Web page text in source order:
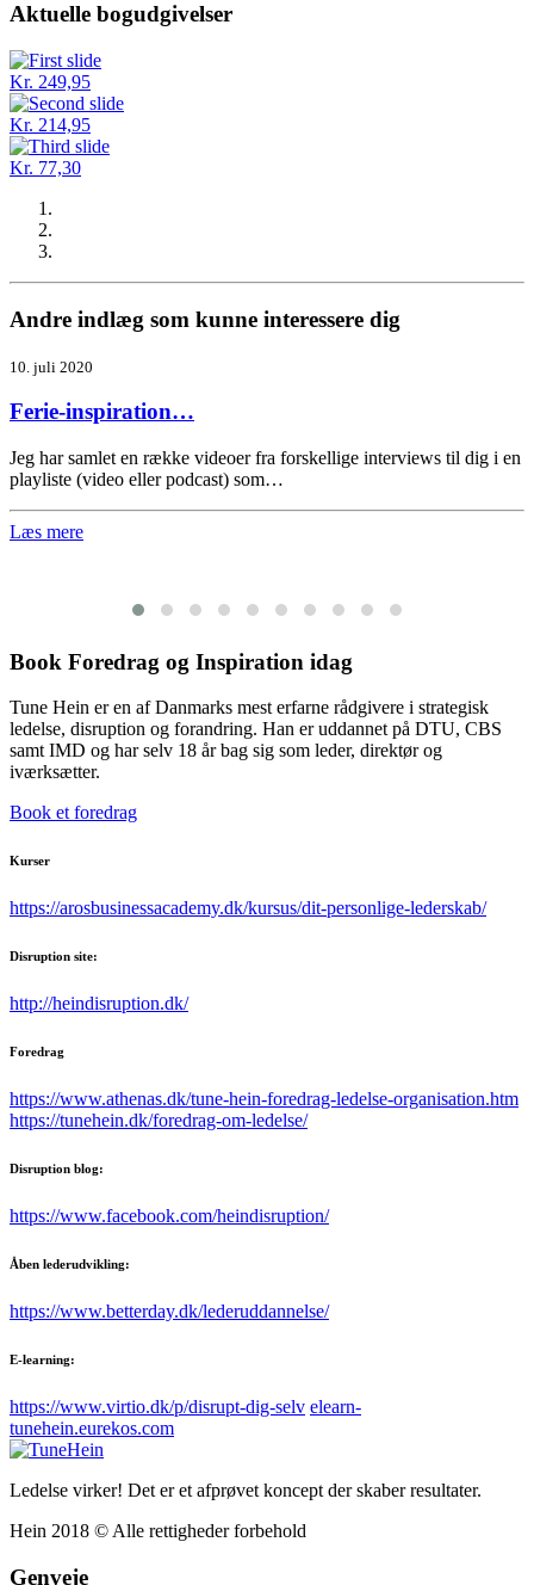
Aktuelle bogudgivelser
Kr. 249,95
Kr. 214,95
Kr. 77,30
Andre indlæg som kunne interessere dig
10. juli 2020
Ferie-inspiration…
Jeg har samlet en række videoer fra forskellige interviews til dig i en
playliste (video eller podcast) som…
Læs mere
Book Foredrag og Inspiration idag
Tune Hein er en af Danmarks mest erfarne rådgivere i strategisk
ledelse, disruption og forandring. Han er uddannet på DTU, CBS
samt IMD og har selv 18 år bag sig som leder, direktør og
iværksætter.
Book et foredrag
Kurser
https://arosbusinessacademy.dk/kursus/dit-personlige-lederskab/
Disruption site:
http://heindisruption.dk/
Foredrag
https://www.athenas.dk/tune-hein-foredrag-ledelse-organisation.htm
https://tunehein.dk/foredrag-om-ledelse/
Disruption blog:
https://www.facebook.com/heindisruption/
Åben lederudvikling:
https://www.betterday.dk/lederuddannelse/
E-learning:
https://www.virtio.dk/p/disrupt-dig-selv elearn-
tunehein.eurekos.com
Ledelse virker! Det er et afprøvet koncept der skaber resultater.
Hein 2018 © Alle rettigheder forbehold
Genveje